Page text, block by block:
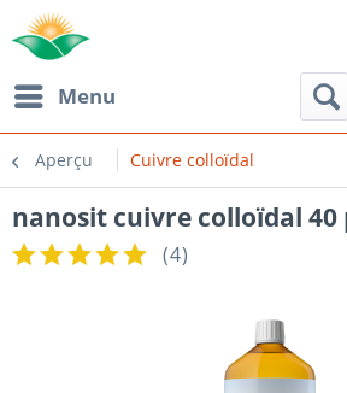
Menu
Aperçu Cuivre colloïdal
nanosit cuivre colloïdal 40
(4)